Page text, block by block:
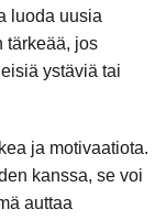
luoda uusia
tärkeää, jos
ystäviä tai
ja motivaatiota.
kanssa, se voi
auttaa